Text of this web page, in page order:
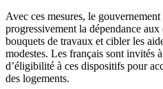
Avec ces mesures, le
progressivement la dépendance
bouquets de travaux et cibler les
modestes. Les français sont invités
d’éligibilité à ces dispositifs pour
des logements.